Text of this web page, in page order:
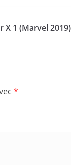
X 1 (Marvel 2019)
*